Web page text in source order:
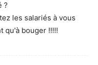
?
les salariés à vous
qu'à bouger !!!!!